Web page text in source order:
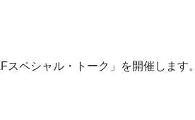
ペシャル・トーク」を開催します。